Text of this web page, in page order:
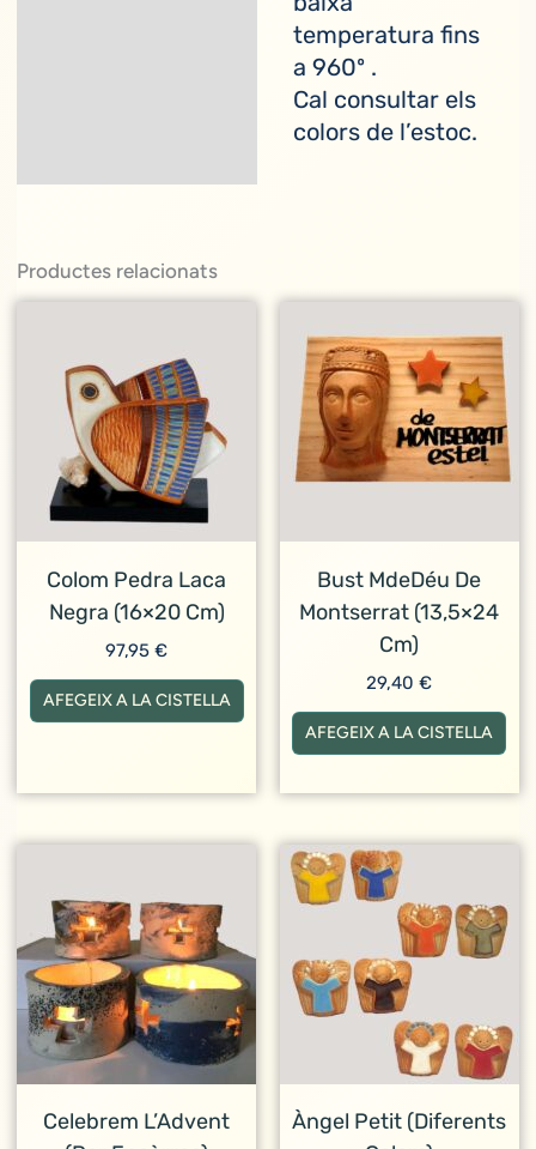
temperatura fins
a 960º .
Cal consultar els
colors de l’estoc.
Productes relacionats
Colom Pedra Laca
Negra (16×20 Cm)
97,95€
AFEGEIX A LA CISTELLA
Bust MdeDéu De
Montserrat (13,5×24
Cm)
29,40€
AFEGEIX A LA CISTELLA
Celebrem L’Advent
Àngel Petit (Diferents